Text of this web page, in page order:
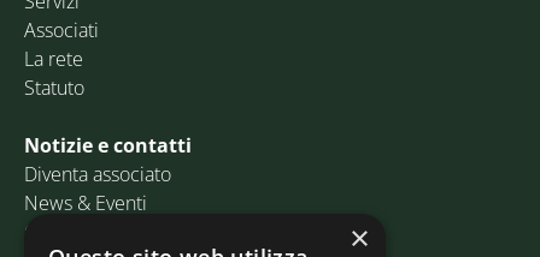
Associati
La rete
Statuto
Notizie e contatti
Diventa associato
News & Eventi
Contatti
×